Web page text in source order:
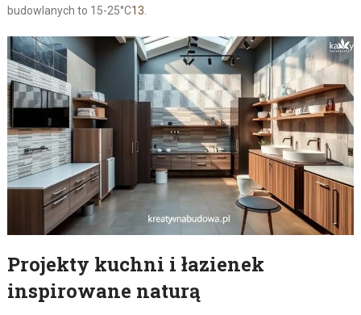
budowlanych to 15-25°C13
Projekty kuchni i łazienek
inspirowane naturą